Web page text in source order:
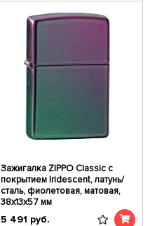
Зажигалка ZIPPO Classic с
покрытием Iridescent, латунь/
сталь, фиолетовая, матовая,
38x13x57 мм
5 491 руб.